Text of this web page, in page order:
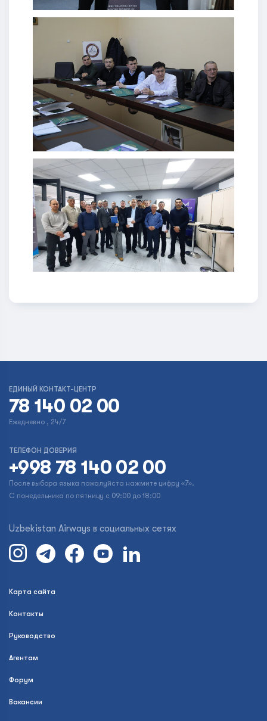
ЕДИНЫЙ КОНТАКТ-ЦЕНТР
78 140 02 00
Ежедневно , 24/7
ТЕЛЕФОН ДОВЕРИЯ
+998 78 140 02 00
После выбора языка пожалуйста нажмите цифру «7».
С понедельника по пятницу с 09:00 до 18:00
Uzbekistan Airways в социальных сетях
Карта сайта
Контакты
Руководство
Агентам
Форум
Вакансии